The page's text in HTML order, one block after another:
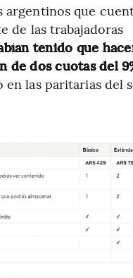
argentinos que
de las trabajadoras
tenido que
de dos cuotas del
las paritarias del